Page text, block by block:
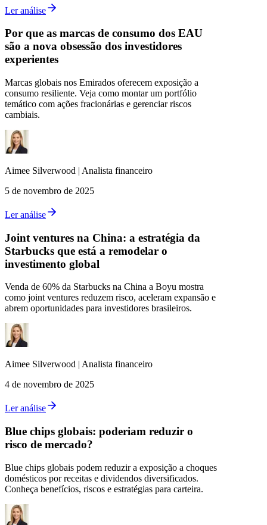
Ler análise
Por que as marcas de consumo dos EAU
são a nova obsessão dos investidores
experientes
Marcas globais nos Emirados oferecem exposição a
consumo resiliente. Veja como montar um portfólio
temático com ações fracionárias e gerenciar riscos
cambiais.
Aimee Silverwood | Analista financeiro
5 de novembro de 2025
Ler análise
Joint ventures na China: a estratégia da
Starbucks que está a remodelar o
investimento global
Venda de 60% da Starbucks na China a Boyu mostra
como joint ventures reduzem risco, aceleram expansão e
abrem oportunidades para investidores brasileiros.
Aimee Silverwood | Analista financeiro
4 de novembro de 2025
Ler análise
Blue chips globais: poderiam reduzir o
risco de mercado?
Blue chips globais podem reduzir a exposição a choques
domésticos por receitas e dividendos diversificados.
Conheça benefícios, riscos e estratégias para carteira.